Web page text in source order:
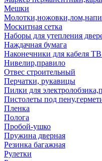
Мешки
Москитная сетка
Наборы для утепления
Наждачная бумага
Наконечники для кабеля
Нивелир,правило
Отвес строительный
Перчатки, рукавицы
Пилки для
Пистолеты под
Пленка
Полога
Пробой-ушко
Пружина дверная
Резинка багажная
Рулетки